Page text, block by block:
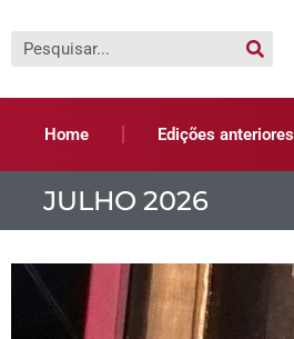
Home Edições anteriores
JULHO 2026